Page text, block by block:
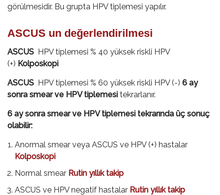
görülmesidir. Bu grupta HPV tiplemesi yapılır.
ASCUS un değerlendirilmesi
ASCUS HPV tiplemesi % 40 yüksek riskli HPV
(+) Kolposkopi
ASCUS HPV tiplemesi % 60 yüksek riskli HPV (-) 6 ay
sonra smear ve HPV tiplemesi tekrarlanır.
6 ay sonra smear ve HPV tiplemesi tekrarında üç sonuç
olabilir:
Anormal smear veya ASCUS ve HPV (+) hastalar
Kolposkopi
Normal smear Rutin yıllık takip
ASCUS ve HPV negatif hastalar Rutin yıllık takip